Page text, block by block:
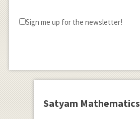
\cos {
1 }{ 2 }
\log {
\tan {
\left(
Sign me up for the newsletter!
Satyam Mathematics